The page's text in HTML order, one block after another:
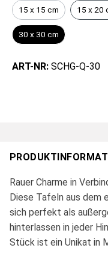
15 x 15 cm 15 x 20
30 x 30 cm
ART-NR: SCHG-Q-30
Rauer Charme in
Diese Tafeln aus dem
sich perfekt als
hinterlassen in jeder
Stück ist ein Unikat in